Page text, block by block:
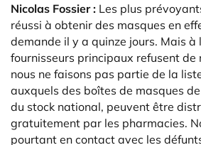
Nicolas Fossier : Les plus
réussi à obtenir des masques en
demande il y a quinze jours. Mais à
fournisseurs principaux refusent de
nous ne faisons pas partie de la
auxquels des boîtes de masques
du stock national, peuvent être
gratuitement par les pharmacies.
pourtant en contact avec les